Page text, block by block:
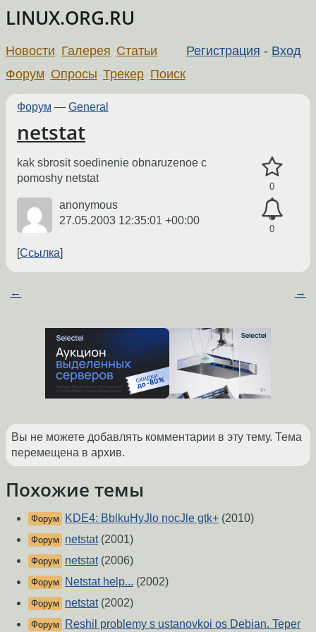
LINUX.ORG.RU
Регистрация - Вход
Новости Галерея Статьи
Форум Опросы Трекер Поиск
Форум — General
netstat
0
0
kak sbrosit soedinenie obnaruzenoe c
pomoshy netstat
anonymous
27.05.2003 12:35:01 +00:00
Ссылка
← →
Вы не можете добавлять комментарии в эту тему. Тема
перемещена в архив.
Похожие темы
Форум KDE4: BblkuHyJlo nocJle gtk+ (2010)
Форум netstat(2001)
Форум netstat(2006)
Форум Netstat help... (2002)
Форум netstat(2002)
Форум Reshil problemy s ustanovkoi os Debian. Teper